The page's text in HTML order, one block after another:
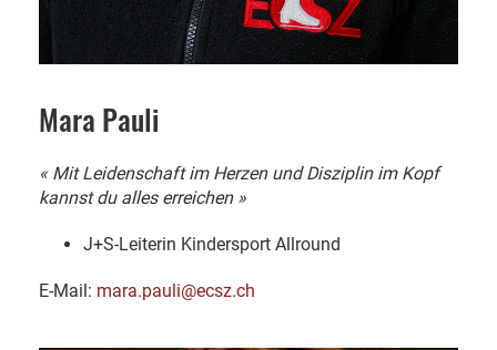
Mara Pauli
« Mit Leidenschaft im Herzen und Disziplin im Kopf
kannst du alles erreichen »
J+S-Leiterin Kindersport Allround
E-Mail: mara.pauli@ecsz.ch